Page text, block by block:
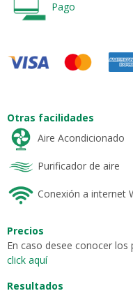
Pago
Otras facilidades
Aire Acondicionado
Purificador de aire
Conexión a internet
Precios
En caso desee conocer
click aquí
Resultados